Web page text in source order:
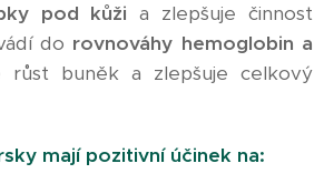
pod kůži a zlepšuje činnost
do rovnováhy hemoglobin a
růst buněk a zlepšuje celkový
mají pozitivní účinek na: